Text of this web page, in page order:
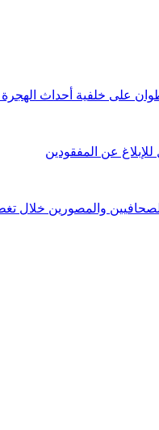
على خلفية أحداث الهجرة
عن المفقودين
الصحافيين والمصورين خلال